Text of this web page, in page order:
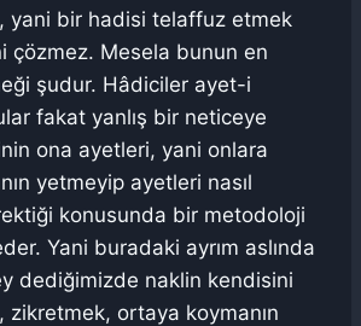
yani bir hadisi telaffuz etmek
çözmez. Mesela bunun en
şudur. Hâdiciler ayet-i
fakat yanlış bir neticeye
ona ayetleri, yani onlara
yetmeyip ayetleri nasıl
konusunda bir metodoloji
Yani buradaki ayrım aslında
dediğimizde naklin kendisini
ortaya koymanın